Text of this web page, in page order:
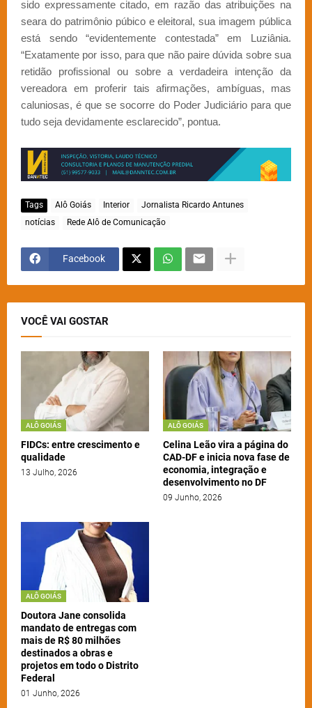
sido expressamente citado, em razão das atribuições na
seara do patrimônio púbico e eleitoral, sua imagem pública
está sendo “evidentemente contestada” em Luziânia.
“Exatamente por isso, para que não paire dúvida sobre sua
retidão profissional ou sobre a verdadeira intenção da
vereadora em proferir tais afirmações, ambíguas, mas
caluniosas, é que se socorre do Poder Judiciário para que
tudo seja devidamente esclarecido”, pontua.
Tags Alô Goiás Interior
Jornalista Ricardo Antunes
notícias
Rede Alô de Comunicação
Facebook
VOCÊ VAI GOSTAR
ALÔ GOIÁS
FIDCs: entre crescimento e
qualidade
13 Julho, 2026
ALÔ GOIÁS
Celina Leão vira a página do
CAD-DF e inicia nova fase de
economia, integração e
desenvolvimento no DF
09 Junho, 2026
ALÔ GOIÁS
Doutora Jane consolida
mandato de entregas com
mais de R$ 80 milhões
destinados a obras e
projetos em todo o Distrito
Federal
01 Junho, 2026